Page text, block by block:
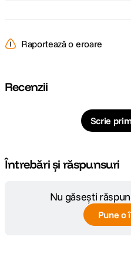
Raportează o eroare
Recenzii
Scrie
Întrebări și răspunsuri
Nu găsești
Pune o